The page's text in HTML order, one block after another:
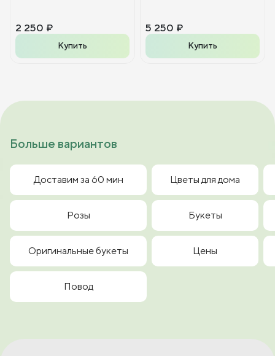
2 250 ₽
Купить
5 250 ₽
Купить
Больше вариантов
Доставим за 60 мин Цветы для дома
Розы Букеты
Оригинальные букеты Цены
Повод